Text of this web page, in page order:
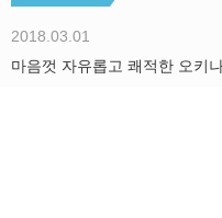
2018.03.01
마음껏 자유롭고 쾌적한 오키